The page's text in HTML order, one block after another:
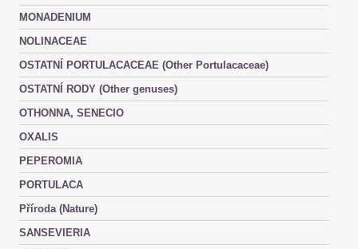
MONADENIUM
NOLINACEAE
OSTATNÍ PORTULACACEAE (Other Portulacaceae)
OSTATNÍ RODY (Other genuses)
OTHONNA, SENECIO
OXALIS
PEPEROMIA
PORTULACA
Příroda (Nature)
SANSEVIERIA